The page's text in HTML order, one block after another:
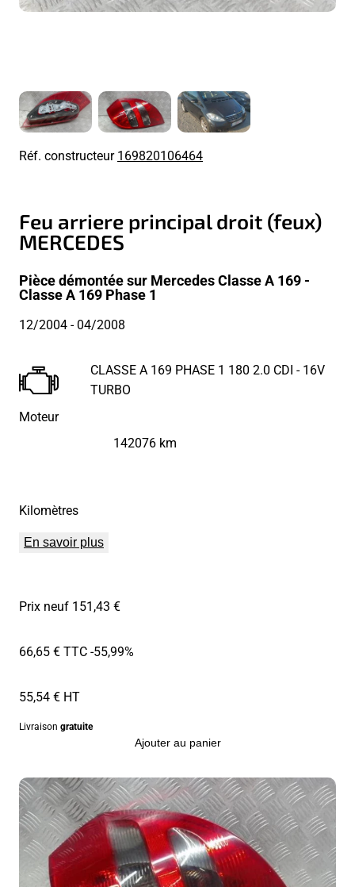
Réf. constructeur169820106464
Feu arriere principal droit (feux)
MERCEDES
Pièce démontée sur Mercedes Classe A 169 -
Classe A 169 Phase 1
12/2004- 04/2008
Moteur
CLASSE A 169 PHASE 1 180 2.0 CDI - 16V
TURBO
Kilomètres
142076 km
En savoir plus
Prix neuf 151,43 €
66,65 € TTC-55,99%
55,54 € HT
Livraison gratuite
Ajouter au panier